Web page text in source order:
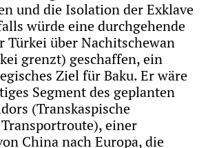
und die Isolation der Exklave
würde eine durchgehende
Türkei über Nachitschewan
grenzt) geschaffen, ein
Ziel für Baku. Er wäre
Segment des geplanten
(Transkaspische
einer
China nach Europa, die